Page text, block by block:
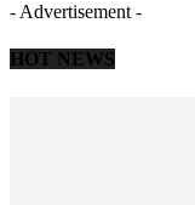
- Advertisement -
HOT NEWS